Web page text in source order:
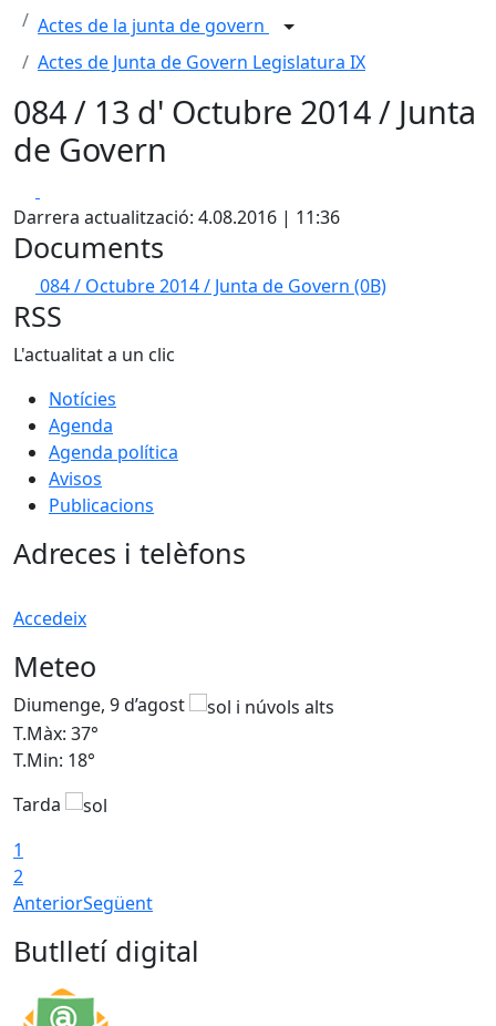
Actes de la junta de govern
Actes de Junta de Govern Legislatura IX
084 / 13 d' Octubre 2014 / Junta
de Govern
Darrera actualització: 4.08.2016 | 11:36
Documents
084 / Octubre 2014 / Junta de Govern (0B)
RSS
L'actualitat a un clic
Notícies
Agenda
Agenda política
Avisos
Publicacions
Adreces i telèfons
Accedeix
Meteo
Diumenge, 9 d’agost
T.Màx: 37°
T.Min: 18°
Tarda
1
2
AnteriorSegüent
Butlletí digital